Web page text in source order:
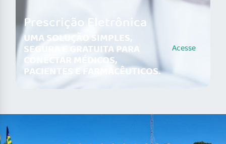
Prescrição Eletrônica
UMA SOLUÇÃO SIMPLES,
SEGURA E GRATUITA PARA
CONECTAR MÉDICOS,
PACIENTES E FARMACÊUTICOS.
Acesse